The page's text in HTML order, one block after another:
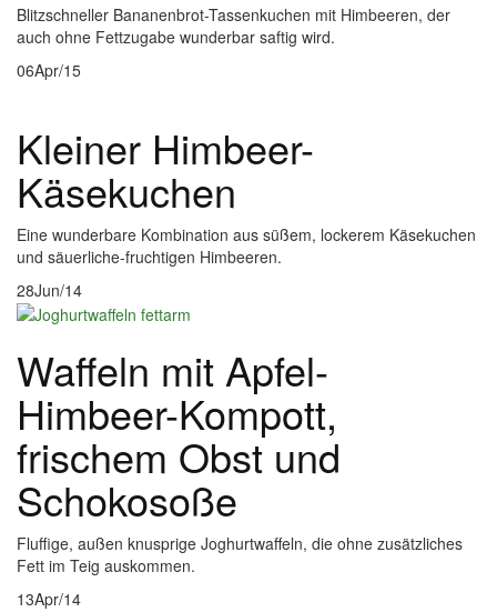
Blitzschneller Bananenbrot-Tassenkuchen mit Himbeeren, der
auch ohne Fettzugabe wunderbar saftig wird.
06Apr/15
Kleiner Himbeer-
Käsekuchen
Eine wunderbare Kombination aus süßem, lockerem Käsekuchen
und säuerliche-fruchtigen Himbeeren.
28Jun/14
Waffeln mit Apfel-
Himbeer-Kompott,
frischem Obst und
Schokosoße
Fluffige, außen knusprige Joghurtwaffeln, die ohne zusätzliches
Fett im Teig auskommen.
13Apr/14